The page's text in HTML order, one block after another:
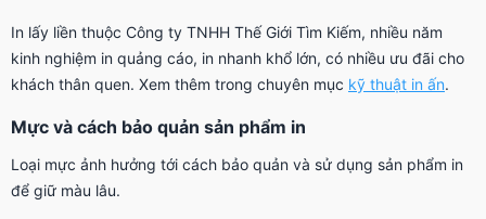
In lấy liền thuộc Công ty TNHH Thế Giới Tìm Kiếm, nhiều năm
kinh nghiệm in quảng cáo, in nhanh khổ lớn, có nhiều ưu đãi cho
khách thân quen. Xem thêm trong chuyên mục kỹ thuật in ấn.
Mực và cách bảo quản sản phẩm in
Loại mực ảnh hưởng tới cách bảo quản và sử dụng sản phẩm in
để giữ màu lâu.